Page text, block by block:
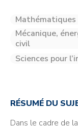
Mécanique,
civil
Sciences pour
RÉSUMÉ DU
Dans le cadre de